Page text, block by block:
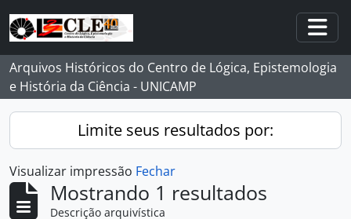
Skip to main content
Arquivos Históricos do Centro de Lógica, Epistemologia
e História da Ciência - UNICAMP
Limite seus resultados por:
Visualizar impressão Fechar
Mostrando 1 resultados
Descrição arquivística